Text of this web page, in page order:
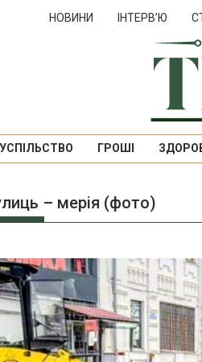
НОВИНИ ІНТЕРВ’Ю
ГРОШІ
– мерія (фото)